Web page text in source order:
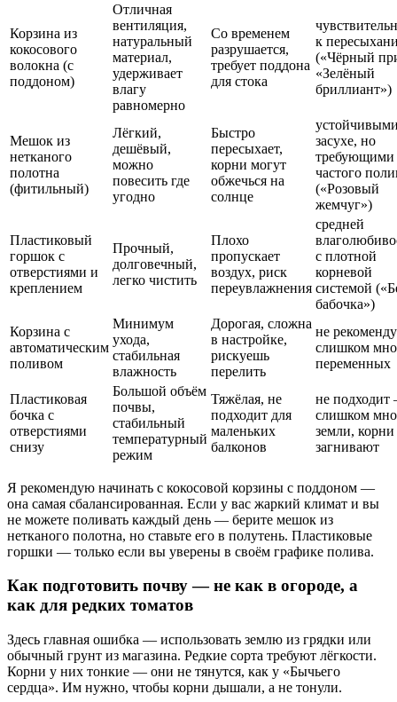
Корзина из
кокосового
волокна (с
поддоном)
Отличная
вентиляция,
натуральный
материал,
удерживает
влагу
равномерно
Со временем
разрушается,
требует поддона
для стока
к
(«Чёрный
«Зелёный
бриллиант»)
Мешок из
нетканого
полотна
(фитильный)
Лёгкий,
дешёвый,
можно
повесить где
угодно
Быстро
пересыхает,
корни могут
обжечься на
солнце
засухе, но
требующими
частого
(«Розовый
жемчуг»)
Пластиковый
горшок с
отверстиями и
креплением
Прочный,
долговечный,
легко чистить
Плохо
пропускает
воздух, риск
переувлажнения
средней
с плотной
корневой
системой
бабочка»)
Корзина с
автоматическим
поливом
Минимум
ухода,
стабильная
влажность
Дорогая, сложна
в настройке,
рискуешь
перелить
не
слишком
переменных
Пластиковая
бочка с
отверстиями
снизу
Большой объём
почвы,
стабильный
температурный
режим
Тяжёлая, не
подходит для
маленьких
балконов
не
слишком
земли, корни
загнивают
Я рекомендую начинать с кокосовой корзины с поддоном —
она самая сбалансированная. Если у вас жаркий климат и вы
не можете поливать каждый день — берите мешок из
нетканого полотна, но ставьте его в полутень. Пластиковые
горшки — только если вы уверены в своём графике полива.
Как подготовить почву — не как в огороде, а
как для редких томатов
Здесь главная ошибка — использовать землю из грядки или
обычный грунт из магазина. Редкие сорта требуют лёгкости.
Корни у них тонкие — они не тянутся, как у «Бычьего
сердца». Им нужно, чтобы корни дышали, а не тонули.